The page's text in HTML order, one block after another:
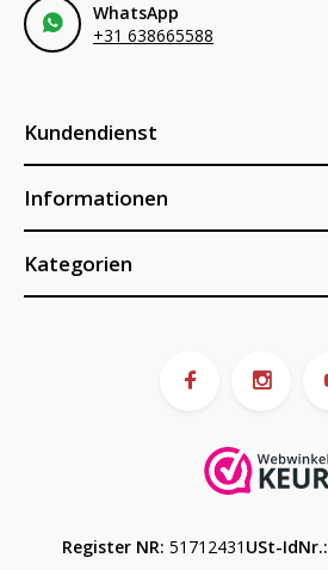
WhatsApp
+31 638665588
Kundendienst
Informationen
Kategorien
Register NR: 51712431 USt-IdNr.: